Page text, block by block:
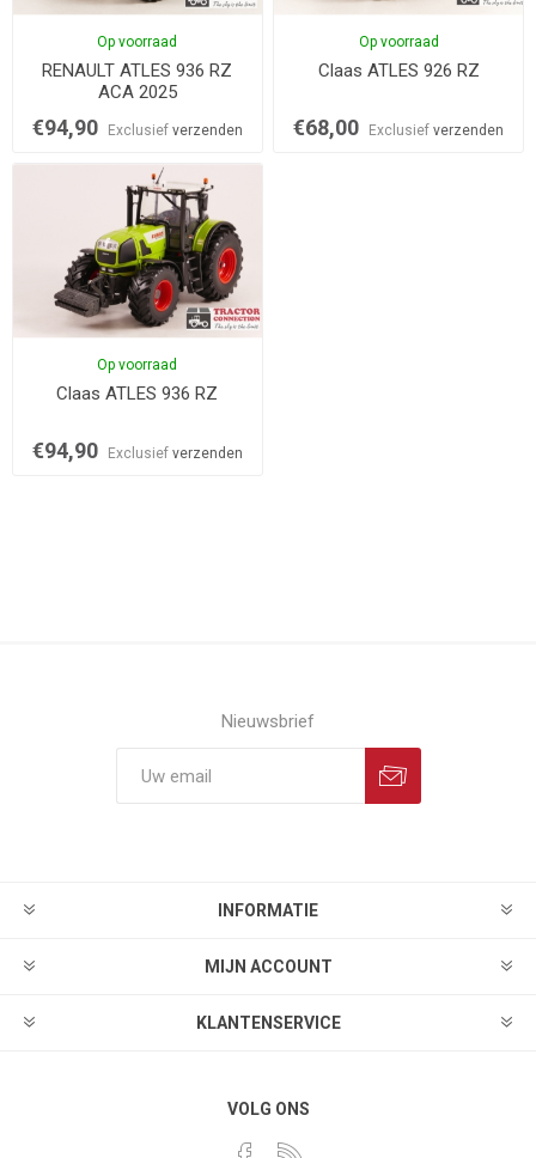
Op voorraad
RENAULT ATLES 936 RZ
ACA 2025
€94,90 Exclusief verzenden
Op voorraad
Claas ATLES 926 RZ
€68,00 Exclusiefverzenden
Op voorraad
Claas ATLES 936 RZ
€94,90 Exclusief verzenden
Nieuwsbrief
INFORMATIE
MIJN ACCOUNT
KLANTENSERVICE
VOLG ONS